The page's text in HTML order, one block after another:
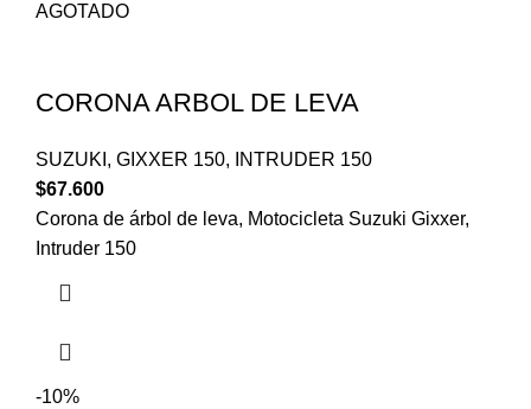
AGOTADO
CORONA ARBOL DE LEVA
SUZUKI , GIXXER 150,
INTRUDER 150
$67.600
Corona de árbol de leva, Motocicleta Suzuki Gixxer,
Intruder 150
-10%